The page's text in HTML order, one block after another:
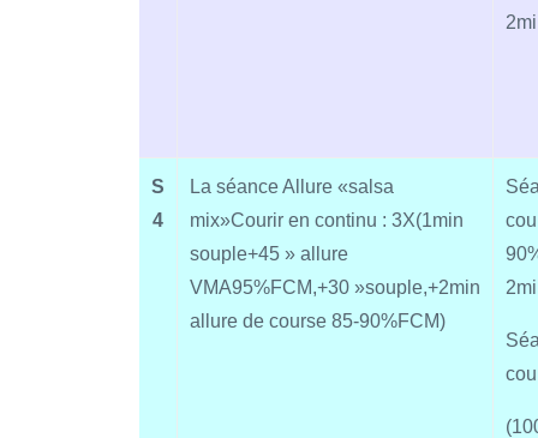
S
4
La séance Allure «salsa
mix»Courir en continu : 3X(1min
souple+45 » allure
VMA95%FCM,+30 »souple,+2min
allure de course 85-90%FCM)